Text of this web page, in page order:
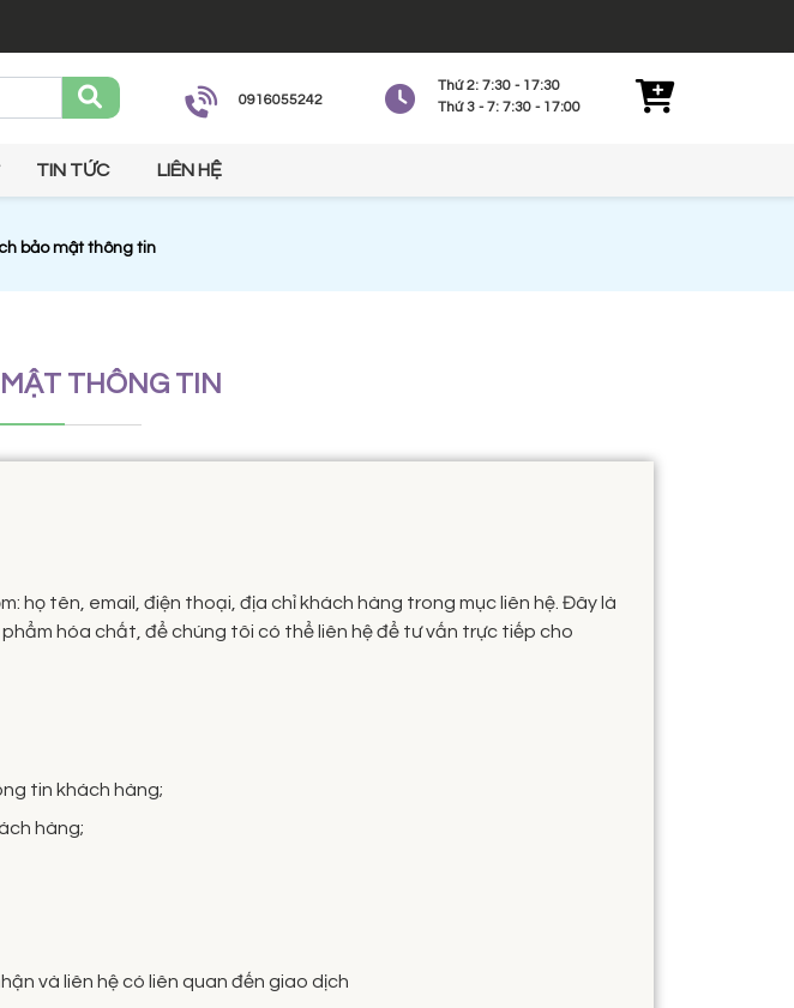
0916055242
Thứ 2: 7:30 - 17:30
Thứ 3 - 7: 7:30 - 17:00
TIN TỨC LIÊN HỆ
bảo mật thông tin
THÔNG TIN
tên, email, điện thoại, địa chỉ khách hàng trong mục liên hệ. Đây là
hóa chất, để chúng tôi có thể liên hệ để tư vấn trực tiếp cho
tin khách hàng;
hàng;
và liên hệ có liên quan đến giao dịch